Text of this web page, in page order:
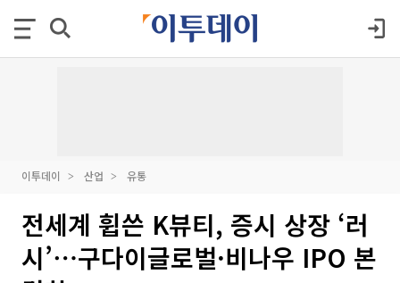
이투데이 산업 유통
전세계 휩쓴 K뷰티, 증시 상장 ‘러
시’⋯구다이글로벌·비나우 IPO 본